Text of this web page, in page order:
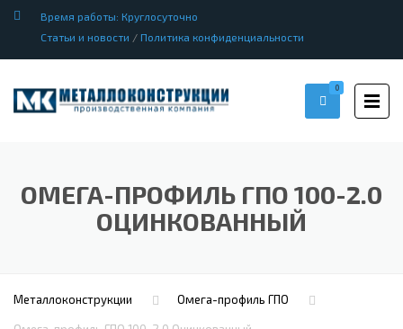
Время работы: Круглосуточно
Статьи и новости / Политика конфиденциальности
0
ОМЕГА-ПРОФИЛЬ ГПО 100-2.0
ОЦИНКОВАННЫЙ
Металлоконструкции Омега-профиль ГПО